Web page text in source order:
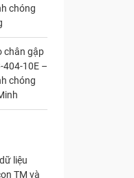
chóng
chân gập
10E –
chóng
liệu
TM và